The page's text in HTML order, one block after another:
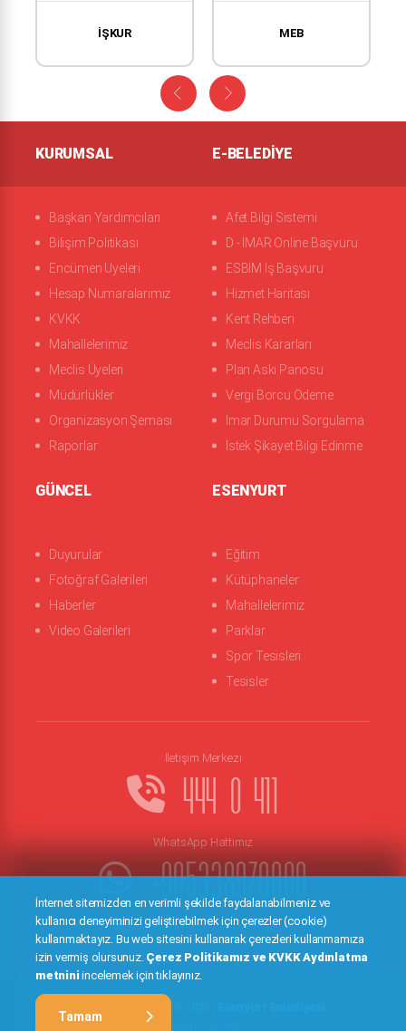
İŞKUR MEB
KURUMSAL
Başkan Yardımcıları
Bilişim Politikası
Encümen Üyeleri
Hesap Numaralarımız
KVKK
Mahallelerimiz
Meclis Üyeleri
Müdürlükler
Organizasyon Şeması
Raporlar
E-BELEDIYE
Afet Bilgi Sistemi
D - İMAR Online Başvuru
ESBİM İş Başvuru
Hizmet Haritası
Kent Rehberi
Meclis Kararları
Plan Askı Panosu
Vergi Borcu Ödeme
İmar Durumu Sorgulama
İstek Şikayet Bilgi Edinme
GÜNCEL
Duyurular
Fotoğraf Galerileri
Haberler
Video Galerileri
ESENYURT
Eğitim
Kütüphaneler
Mahallelerimiz
Parklar
Spor Tesisleri
Tesisler
İletişim Merkezi
444 0 411
WhatsApp Hattımız
+905338970000
Kep : esenyurtbelediye@hs01.kep.tr
Tüm Hakları Saklıdır 2026 |
İnternet sitemizden en verimli şekilde faydalanabilmeniz ve
kullanıcı deneyiminizi geliştirebilmek için çerezler (cookie)
kullanmaktayız. Bu web sitesini kullanarak çerezleri kullanmamıza
izin vermiş olursunuz. Çerez Politikamız ve KVKK Aydınlatma
metniniincelemek için tıklayınız.
Tamam